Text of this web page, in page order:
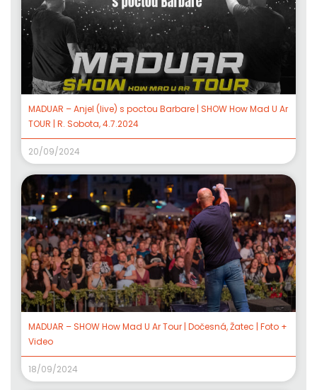
MADUAR – Anjel (live) s poctou Barbare | SHOW How Mad U Ar
TOUR | R. Sobota, 4.7.2024
20/09/2024
MADUAR – SHOW How Mad U Ar Tour | Dočesná, Žatec | Foto +
Video
18/09/2024